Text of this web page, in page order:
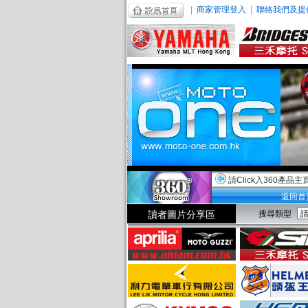
商家管理登入 聯絡我們及提
請Click入360產品主
返回首
讀者圖片分享區 搜尋類型